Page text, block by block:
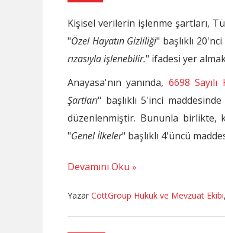
Kişisel verilerin işlenme şartları,
"Özel Hayatın Gizliliği" başlıklı
rızasıyla işlenebilir." ifadesi yer
Anayasa'nın yanında, 6698
Şartları" başlıklı 5'inci
düzenlenmiştir. Bununla birlikte,
"Genel İlkeler" başlıklı 4'üncü
Devamını Oku
Yazar CottGroup Hukuk ve Mevzuat Ekibi,